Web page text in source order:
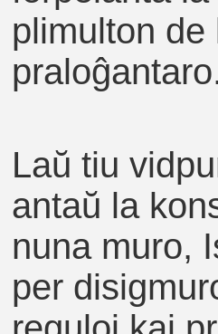
plimulton de
Laŭ tiu
antaŭ la
nuna muro,
per